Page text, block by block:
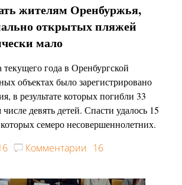
жителям Оренбуржья,
открытых пляжей
мало
текущего года в Оренбургской
объектах было зарегистрировано
в результате которых погибли 33
девять детей. Спасти удалось 15
семеро несовершеннолетних.
Комментарии 16